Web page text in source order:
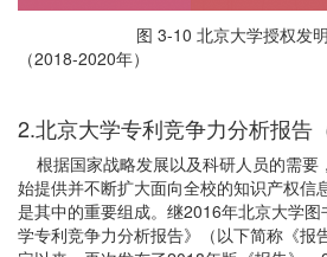
图 3-10 北京大学授权发明专
（2018-2020年）
2.北京大学专利竞争力分析报告
根据国家战略发展以及科研人员的需要
始提供并不断扩大面向全校的知识产权信
是其中的重要组成。继2016年北京大学
学专利竞争力分析报告》（以下简称《报